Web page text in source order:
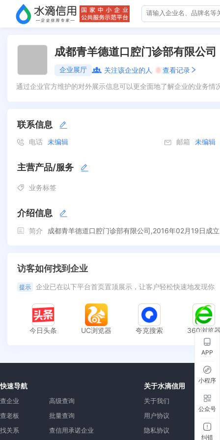
成都青羊德道口腔门诊部有限公司
企业展厅 关注该企业的人 0 查看记录
通过企业官方维护的对外展示信息可以更全面地了解企业的业务
联系信息
电话 未编辑 邮箱 未编辑
主营产品/服务
业务标签
介绍信息
简介 成都青羊德道口腔门诊部有限公司,2016年02月19日成
访客如何找到企业
提示 企业已在以下平台首页置顶展示，让客户轻松快速地发现你
今日头条 UC浏览器 夸克搜索 360浏览
快速导航
查企业
查老板
找关系
高级查询
批量查询
查信用承诺企业
关于水滴信用
关于我们
用户协议
隐私协议
APP
小程序
公众号
纠错